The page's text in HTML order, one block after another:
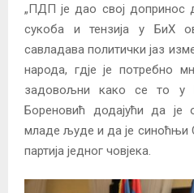
„ПДП је дао свој допринос
сукоба и тензија у БиХ
савладава политички јаз
народа, гдје је потребно
задовољни како се то у
Бореновић додајући да је
младе људе и да је
партија једног човјека.